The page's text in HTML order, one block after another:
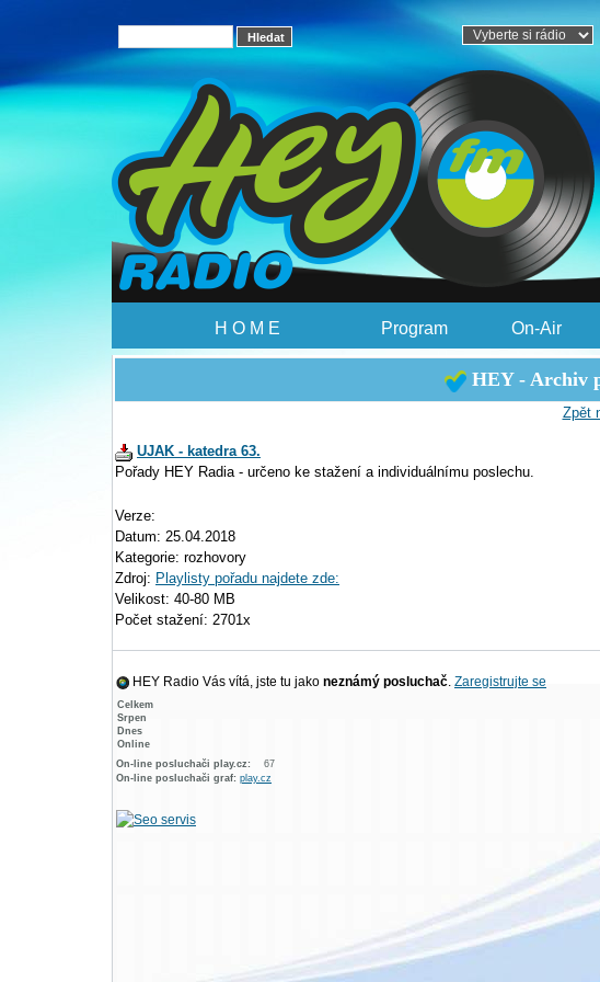
H O M E Program On-Air
HEY - Archiv
Zpět
UJAK - katedra 63.
Pořady HEY Radia - určeno ke stažení a individuálnímu poslechu.
Verze:
Datum: 25.04.2018
Kategorie: rozhovory
Zdroj: Playlisty pořadu najdete zde:
Velikost: 40-80 MB
Počet stažení: 2701x
HEY Radio Vás vítá, jste tu jako neznámý posluchač. Zaregistrujte se
Celkem
Srpen
Dnes
Online
On-line posluchači play.cz:
67
On-line posluchači graf: play.cz